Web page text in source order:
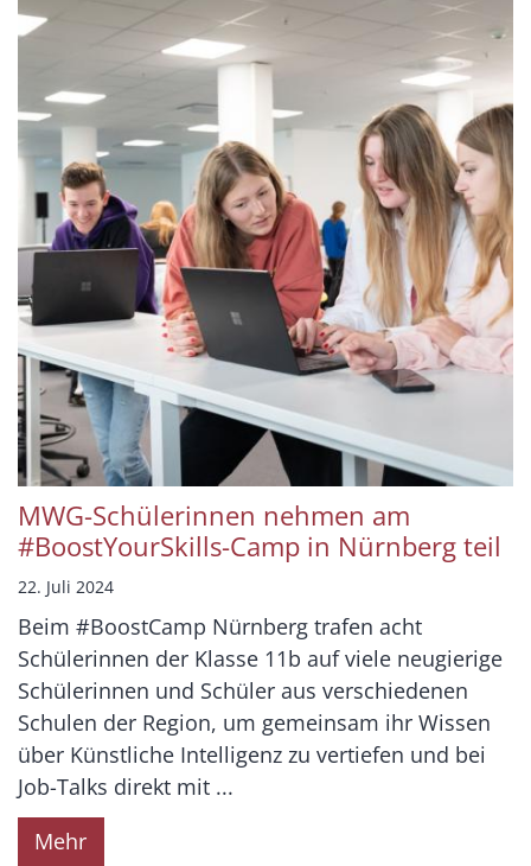
MWG-Schülerinnen nehmen am
#BoostYourSkills-Camp in Nürnberg teil
22. Juli 2024
Beim #BoostCamp Nürnberg trafen acht
Schülerinnen der Klasse 11b auf viele neugierige
Schülerinnen und Schüler aus verschiedenen
Schulen der Region, um gemeinsam ihr Wissen
über Künstliche Intelligenz zu vertiefen und bei
Job-Talks direkt mit ...
Mehr